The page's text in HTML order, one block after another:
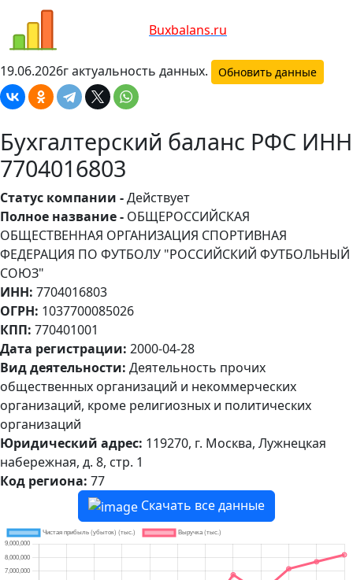
Buxbalans.ru
19.06.2026г актуальность данных. Обновить данные
Бухгалтерский баланс РФС ИНН
7704016803
Статус компании -Действует
Полное название - ОБЩЕРОССИЙСКАЯ
ОБЩЕСТВЕННАЯ ОРГАНИЗАЦИЯ СПОРТИВНАЯ
ФЕДЕРАЦИЯ ПО ФУТБОЛУ "РОССИЙСКИЙ ФУТБОЛЬНЫЙ
СОЮЗ"
ИНН: 7704016803
ОГРН: 1037700085026
КПП: 770401001
Дата регистрации: 2000-04-28
Вид деятельности: Деятельность прочих
общественных организаций и некоммерческих
организаций, кроме религиозных и политических
организаций
Юридический адрес: 119270, г. Москва, Лужнецкая
набережная, д. 8, стр. 1
Код региона: 77
Скачать все данные